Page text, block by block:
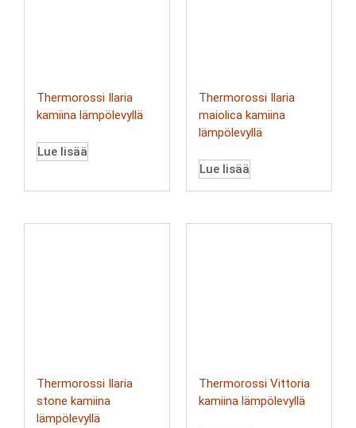
Thermorossi Ilaria
kamiina lämpölevyllä
Lue lisää
Thermorossi Ilaria
maiolica kamiina
lämpölevyllä
Lue lisää
Thermorossi Ilaria
stone kamiina
lämpölevyllä
Thermorossi Vittoria
kamiina lämpölevyllä